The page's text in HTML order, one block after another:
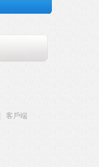
客戶端